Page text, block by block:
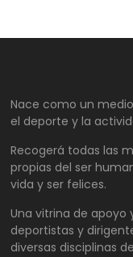
Nace como un
el deporte y la
Recogerá todas las
propias del ser
vida y ser felices.
Una vitrina de
deportistas y
diversas disciplinas